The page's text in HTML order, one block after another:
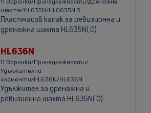
шахта/HL635N/HL0635N.3
Пластмасов капак за ревизионна и
дренажна шахта HL635N(.0)
HL636N
11 Воронки/Принадлежности/
Удължителни
елементи/HL636N/HL636N
Удължител за дренажна и
ревизионна шахта HL635N(.0)